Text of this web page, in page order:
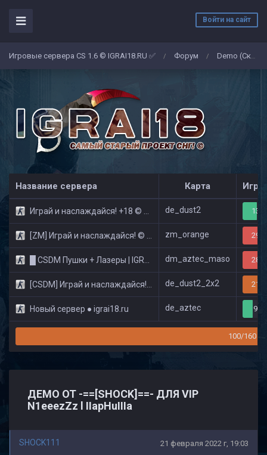
Войти на сайт
Игровые сервера CS 1.6 © IGRAI18.RU ✅ / Форум / Demo (Скриншоты)
Название сервера Карта
Играй и наслаждайся! +18 © Public de_dust2 13/
[ZM] Играй и наслаждайся! © Zombie Show zm_orange 29/
█ CSDM Пушки + Лазеры | IGRAI18.RU ツ █ dm_aztec_maso 28/
[CSDM] Играй и наслаждайся! © Classic de_dust2_2x2 21/
Новый сервер ● igrai18.ru de_aztec 9/
100/160
ДЕМО ОТ -==[SHOCK]==- ДЛЯ VIP
N1eeezZz l IIapHuIIIa
SHOCK111 21 февраля 2022 г, 19:03